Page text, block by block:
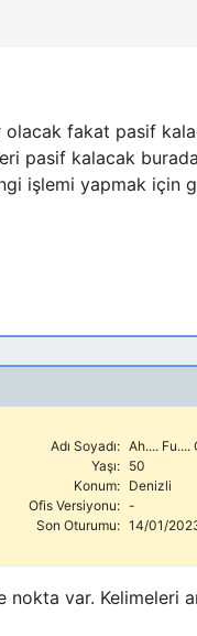
fakat pasif
pasif kalacak
işlemi yapmak için
Adı Soyadı: Ah.... Fu....
Yaşı: 50
Konum: Denizli
Ofis Versiyonu: -
Son Oturumu:
var. Kelimeleri